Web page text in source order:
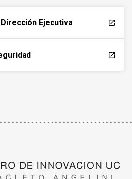
Ejecutiva launch
launch